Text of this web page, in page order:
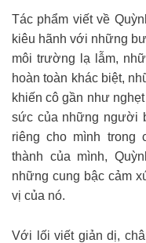
Tác phẩm viết về
kiêu hãnh với những
môi trường lạ lẫm,
hoàn toàn khác biệt,
khiến cô gần như
sức của những người
riêng cho mình trong
thành của mình,
những cung bậc cảm
vị của nó.
Với lối viết giản dị,